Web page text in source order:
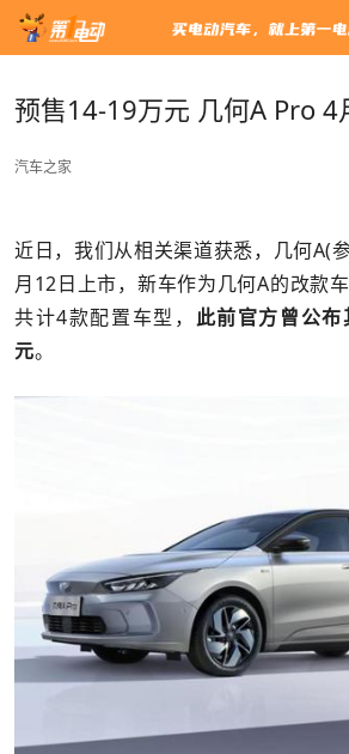
预售14-19万元 几何A Pro 4
汽车之家
近日，我们从相关渠道获悉，几何A(
月12日上市，新车作为几何A的改款
共计4款配置车型， 此前官方曾公
元。